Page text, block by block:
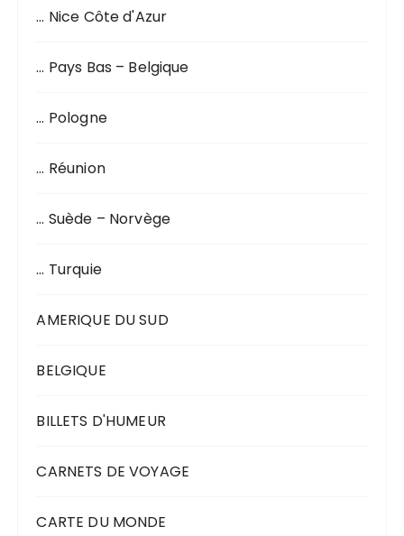
… Nice Côte d'Azur
… Pays Bas – Belgique
… Pologne
… Réunion
… Suède – Norvège
… Turquie
AMERIQUE DU SUD
BELGIQUE
BILLETS D'HUMEUR
CARNETS DE VOYAGE
CARTE DU MONDE